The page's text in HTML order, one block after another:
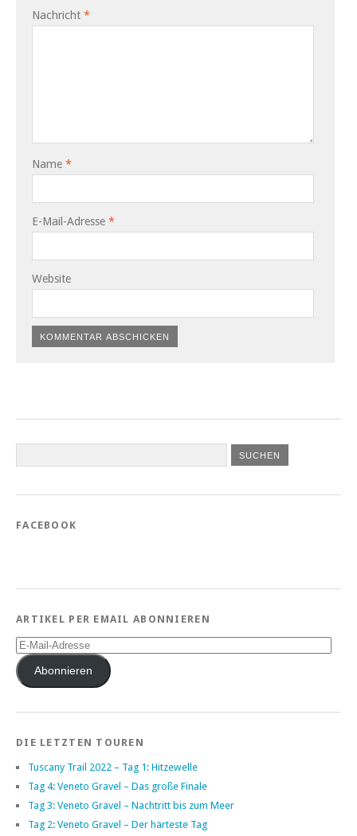
Nachricht *
Name *
E-Mail-Adresse *
Website
FACEBOOK
ARTIKEL PER EMAIL ABONNIEREN
E-
Mail-
AdresseAbonnieren
DIE LETZTEN TOUREN
Tuscany Trail 2022 – Tag 1: Hitzewelle
Tag 4: Veneto Gravel – Das große Finale
Tag 3: Veneto Gravel – Nachtritt bis zum Meer
Tag 2: Veneto Gravel – Der härteste Tag